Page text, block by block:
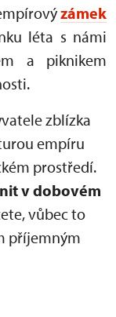
zámek
léta s námi
a piknikem
zblízka
empíru
prostředí.
v dobovém
vůbec to
příjemným